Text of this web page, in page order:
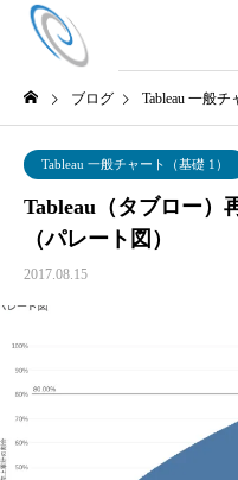
ブログ Tableau 一般チ
Tableau 一般チャート（基礎 1）
Tableau（タブロー）
（パレート図）
2017.08.15